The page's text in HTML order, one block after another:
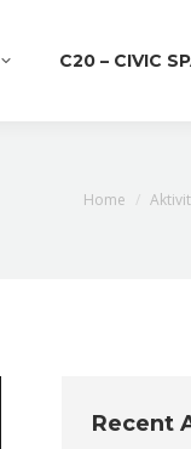
C20 – CIVIC
You are here:
Home
Recent